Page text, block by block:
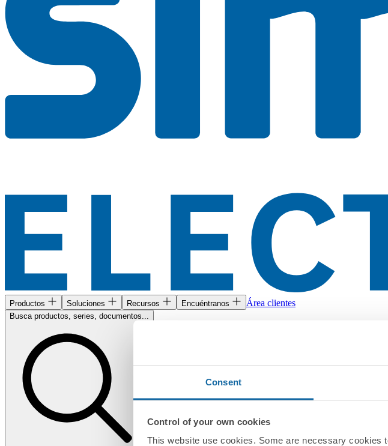
Consent
Control of your own cookies
This website use cookies. Some are necessary cookies
Productos Soluciones Recursos Encuéntranos Área clientes
Busca productos, series, documentos...